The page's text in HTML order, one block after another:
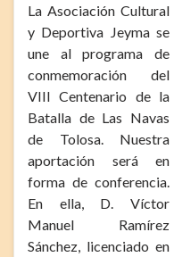
La Asociación Cultural
y Deportiva Jeyma se
une al programa de
conmemoración del
VIII Centenario de la
Batalla de Las Navas
de Tolosa. Nuestra
aportación será en
forma de conferencia.
En ella, D. Víctor
Manuel Ramírez
Sánchez, licenciado en